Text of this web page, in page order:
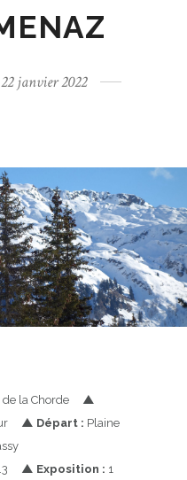
janvier 2022
de la Chorde ▲
▲ Départ : Plaine
▲ Exposition : 1